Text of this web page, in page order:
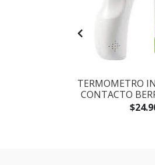
TERMOMETRO
CONTACTO